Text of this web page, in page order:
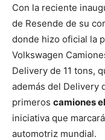
Con la reciente
de Resende de su
donde hizo oficial la
Volkswagen
Delivery de 11 tons,
además del Delivery
primeros camiones
iniciativa que
automotriz mundial.